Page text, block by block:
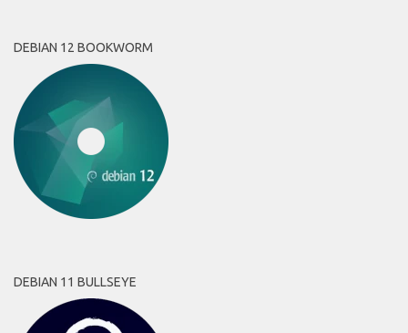
DEBIAN 12 BOOKWORM
DEBIAN 11 BULLSEYE